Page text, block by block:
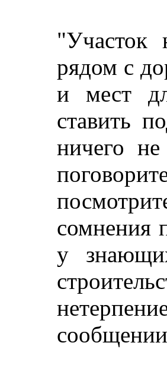
"Участок
рядом с
и мест
ставить
ничего
сомнения
у